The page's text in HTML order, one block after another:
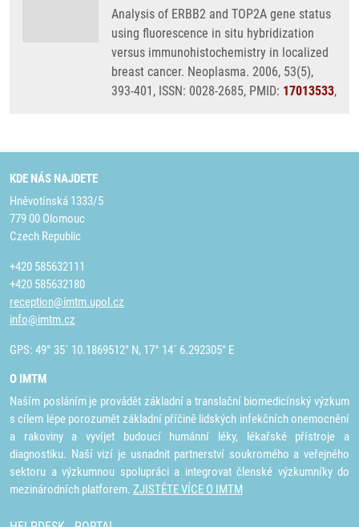
Analysis of ERBB2 and TOP2A gene status
using fluorescence in situ hybridization
versus immunohistochemistry in localized
breast cancer. Neoplasma. 2006, 53(5),
393-401, ISSN: 0028-2685, PMID: 17013533,
KDE NÁS NAJDETE
Hněvotínská 1333/5
779 00 Olomouc
Czech Republic
+420 585632111
+420 585632180
reception@imtm.upol.cz
info@imtm.cz
GPS: 49° 35´ 10.1869512" N, 17° 14´ 6.292305" E
O IMTM
Naším posláním je provádět základní a translační biomedicínský výzkum
s cílem lépe porozumět základní příčině lidských infekčních onemocnění
a rakoviny a vyvíjet budoucí humánní léky, lékařské přístroje a
diagnostiku. Naší vizí je usnadnit partnerství soukromého a veřejného
sektoru a výzkumnou spolupráci a integrovat členské výzkumníky do
mezinárodních platforem. ZJISTĚTE VÍCE O IMTM